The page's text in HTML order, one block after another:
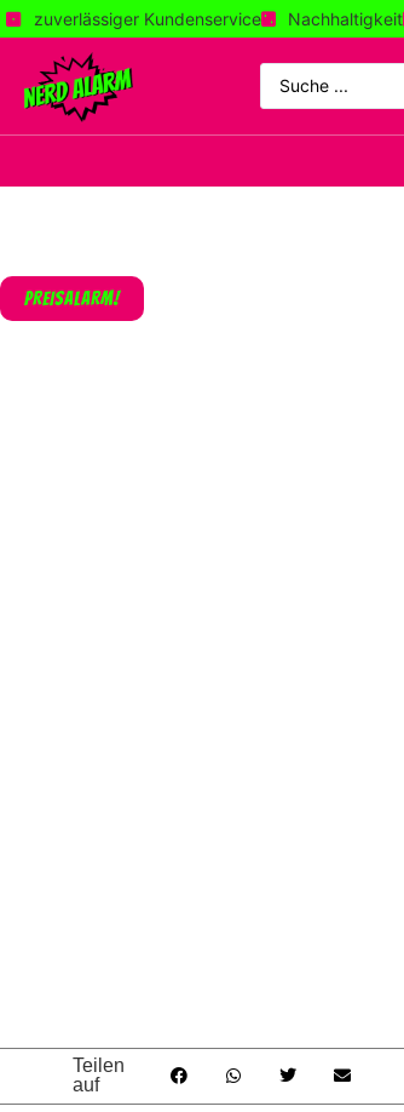
zuverlässiger Kundenservice Nachhaltigkeit
PREISALARM!
Teilen
auf